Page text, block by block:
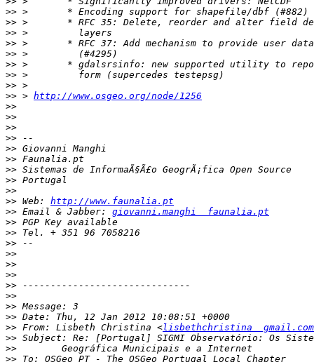
>>
>>
>>
>>
>>
>>
>>
>>
>> > http://www.osgeo.org/node/1256
>>
>>
>>
>>
>>
>>
>>
>>
>>
>> Web: http://www.faunalia.pt
>> Email & Jabber: giovanni.manghi  faunalia.pt
>>
>>
>>
>>
>>
>>
>>
>>
>>
>>
>> From: Lisbeth Christina <lisbethchristina  gmail.com
>>
>>
>>